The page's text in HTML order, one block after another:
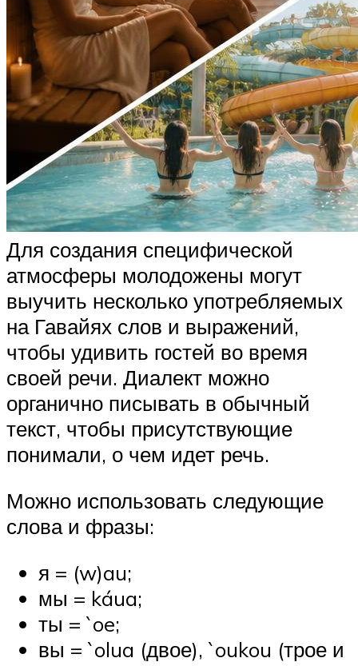
Для создания специфической
атмосферы молодожены могут
выучить несколько употребляемых
на Гавайях слов и выражений,
чтобы удивить гостей во время
своей речи. Диалект можно
органично писывать в обычный
текст, чтобы присутствующие
понимали, о чем идет речь.
Можно использовать следующие
слова и фразы:
я = (w)au;
мы = káua;
ты = `oe;
вы = `olua (двое), `oukou (трое и